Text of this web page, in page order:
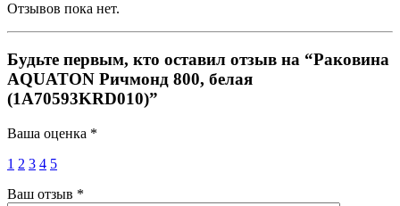
Отзывов пока нет.
Будьте первым, кто оставил отзыв на “Раковина
AQUATON Ричмонд 800, белая
(1A70593KRD010)”
Ваша оценка *
1 2 3 4 5
Ваш отзыв *